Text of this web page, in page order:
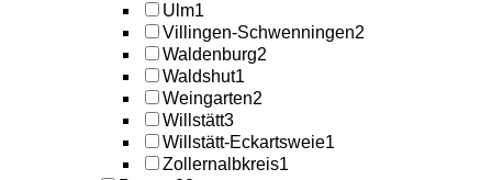
Ulm1
Villingen-Schwenningen2
Waldenburg2
Waldshut1
Weingarten2
Willstätt3
Willstätt-Eckartsweie1
Zollernalbkreis1